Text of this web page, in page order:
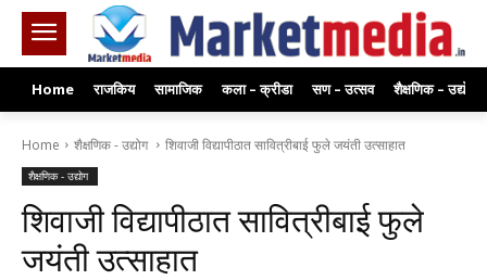
Home राजकिय सामाजिक कला – क्रीडा सण – उत्सव शैक्षणिक – उद्योग
Home शैक्षणिक - उद्योग शिवाजी विद्यापीठात सावित्रीबाई फुले जयंती उत्साहात
शैक्षणिक - उद्योग
शिवाजी विद्यापीठात सावित्रीबाई फुले
जयंती उत्साहात